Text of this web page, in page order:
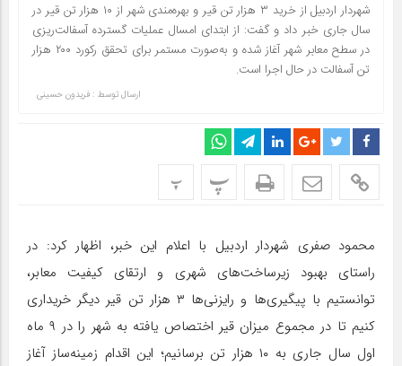
شهردار اردبیل از خرید ۳ هزار تن قیر و بهره‌مندی شهر از ۱۰ هزار تن قیر در
سال جاری خبر داد و گفت: از ابتدای امسال عملیات گسترده آسفالت‌ریزی
در سطح معابر شهر آغاز شده و به‌صورت مستمر برای تحقق رکورد ۲۰۰ هزار
تن آسفالت در حال اجرا است.
ارسال توسط : فریدون حسینی
پ پ
محمود صفری شهردار اردبیل با اعلام این خبر، اظهار کرد: در
راستای بهبود زیرساخت‌های شهری و ارتقای کیفیت معابر،
توانستیم با پیگیری‌ها و رایزنی‌ها ۳ هزار تن قیر دیگر خریداری
کنیم تا در مجموع میزان قیر اختصاص یافته به شهر را در ۹ ماه
اول سال جاری به ۱۰ هزار تن برسانیم؛ این اقدام زمینه‌ساز آغاز